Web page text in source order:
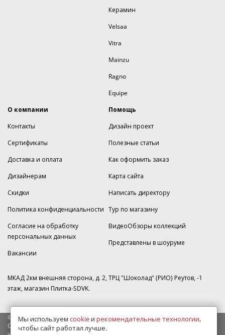
Керамин
Velsaa
Vitra
Mainzu
Ragno
Equipe
О компании
Контакты
Сертификаты
Доставка и оплата
Дизайнерам
Скидки
Политика конфиденциальности
Согласие на обработку
персональных данных
Вакансии
Помощь
Дизайн проект
Полезные статьи
Как оформить заказ
Карта сайта
Написать директору
Тур по магазину
ВидеоОбзоры коллекций
Представлены в шоуруме
МКАД 2км внешняя сторона, д. 2, ТРЦ "Шоколад" (РИО) Реутов, -1
этаж, магазин Плитка-SDVK.
© 2009—2026 г. Все права защищены
Обращаем Ваше внимание на то, что данный интернет-сайт носит
Мы используем cookieи рекомендательные технологии,
чтобы сайт работал лучше.